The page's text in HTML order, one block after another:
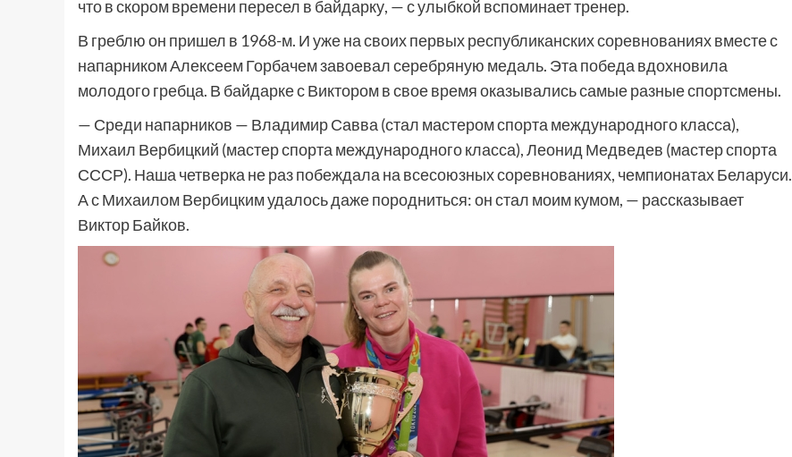
что в скором времени пересел в байдарку, — с улыбкой вспоминает тренер.
В греблю он пришел в 1968-м. И уже на своих первых республиканских соревнованиях вместе с
напарником Алексеем Горбачем завоевал серебряную медаль. Эта победа вдохновила
молодого гребца. В байдарке с Виктором в свое время оказывались самые разные спортсмены.
— Среди напарников — Владимир Савва (стал мастером спорта международного класса),
Михаил Вербицкий (мастер спорта международного класса), Леонид Медведев (мастер спорта
СССР). Наша четверка не раз побеждала на всесоюзных соревнованиях, чемпионатах Беларуси.
А с Михаилом Вербицким удалось даже породниться: он стал моим кумом, — рассказывает
Виктор Байков.